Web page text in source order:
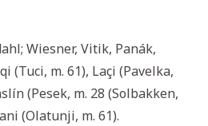
Wiesner, Vitik, Panák,
(Tuci, m. 61), Laçi (Pavelka,
(Pesek, m. 28 (Solbakken,
(Olatunji, m. 61).